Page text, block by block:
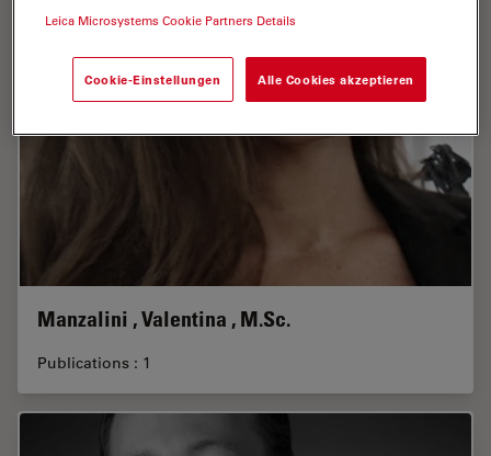
Manzalini , Valentina , M.Sc.
Publications : 1
Leica Microsystems Cookie Partners Details
Cookie-Einstellungen Alle Cookies akzeptieren